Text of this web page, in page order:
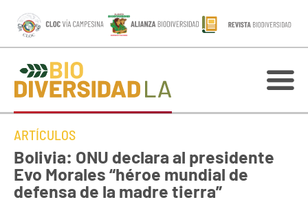
ARTÍCULOS
Bolivia: ONU declara al presidente
Evo Morales “héroe mundial de
defensa de la madre tierra”